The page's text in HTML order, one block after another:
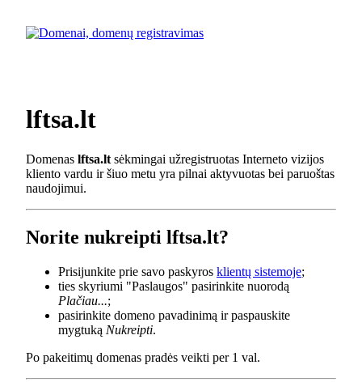
lftsa.lt
Domenas lftsa.lt sėkmingai užregistruotas Interneto vizijos
kliento vardu ir šiuo metu yra pilnai aktyvuotas bei paruoštas
naudojimui.
Norite nukreipti lftsa.lt?
Prisijunkite prie savo paskyros klientų sistemoje;
ties skyriumi "Paslaugos" pasirinkite nuorodą
Plačiau...;
pasirinkite domeno pavadinimą ir paspauskite
mygtuką Nukreipti.
Po pakeitimų domenas pradės veikti per 1 val.